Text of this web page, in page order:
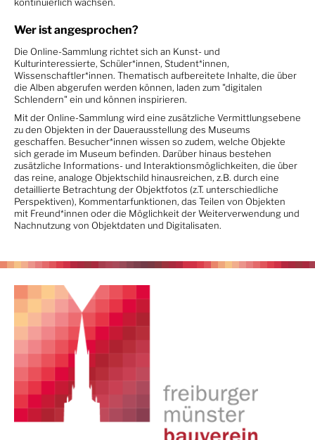
Wer ist angesprochen?
Die Online-Sammlung richtet sich an Kunst- und
Kulturinteressierte, Schüler*innen, Student*innen,
Wissenschaftler*innen. Thematisch aufbereitete Inhalte, die über
die Alben abgerufen werden können, laden zum "digitalen
Schlendern" ein und können inspirieren.
Mit der Online-Sammlung wird eine zusätzliche Vermittlungsebene
zu den Objekten in der Dauerausstellung des Museums
geschaffen. Besucher*innen wissen so zudem, welche Objekte
sich gerade im Museum befinden. Darüber hinaus bestehen
zusätzliche Informations- und Interaktionsmöglichkeiten, die über
das reine, analoge Objektschild hinausreichen, z.B. durch eine
detaillierte Betrachtung der Objektfotos (z.T. unterschiedliche
Perspektiven), Kommentarfunktionen, das Teilen von Objekten
mit Freund*innen oder die Möglichkeit der Weiterverwendung und
Nachnutzung von Objektdaten und Digitalisaten.